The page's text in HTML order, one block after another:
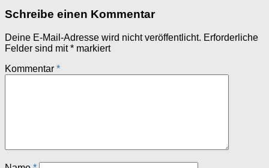
Schreibe einen Kommentar
Deine E-Mail-Adresse wird nicht veröffentlicht. Erforderliche
Felder sind mit* markiert
Kommentar *